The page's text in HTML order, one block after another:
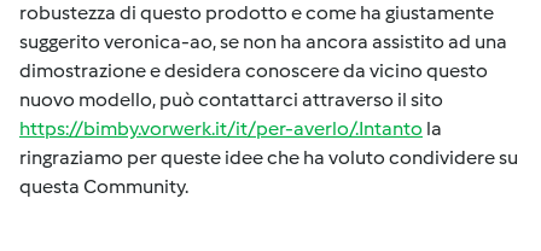
robustezza di questo prodotto e come ha giustamente
suggerito veronica-ao, se non ha ancora assistito ad una
dimostrazione e desidera conoscere da vicino questo
nuovo modello, può contattarci attraverso il sito
https://bimby.vorwerk.it/it/per-averlo/.Intanto la
ringraziamo per queste idee che ha voluto condividere su
questa Community.